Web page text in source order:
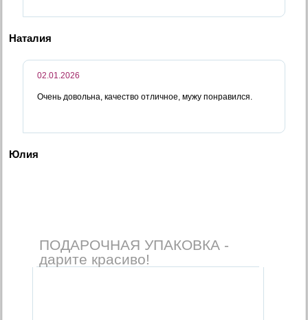
Наталия
02.01.2026
Очень довольна, качество отличное, мужу понравился.
Юлия
ПОДАРОЧНАЯ УПАКОВКА -
дарите красиво!